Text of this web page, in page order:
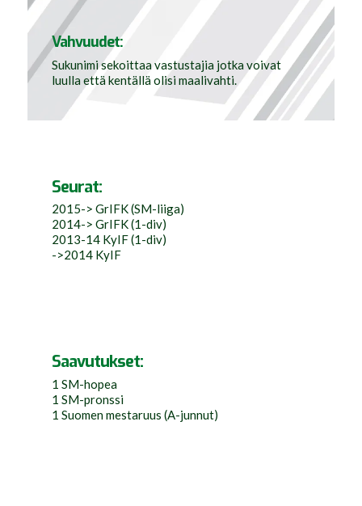
Vahvuudet:
Sukunimi sekoittaa vastustajia jotka voivat
luulla että kentällä olisi maalivahti.
Seurat:
2015-> GrIFK (SM-liiga)
2014-> GrIFK (1-div)
2013-14 KyIF (1-div)
->2014 KyIF
Saavutukset:
1 SM-hopea
1 SM-pronssi
1 Suomen mestaruus (A-junnut)